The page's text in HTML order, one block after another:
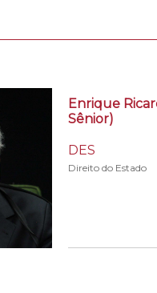
Enrique
Sênior)
DES
Direito do Estado